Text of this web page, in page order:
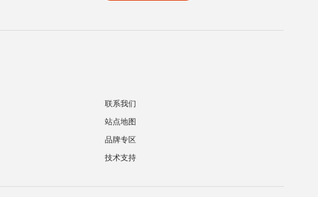
联系我们
站点地图
品牌专区
技术支持